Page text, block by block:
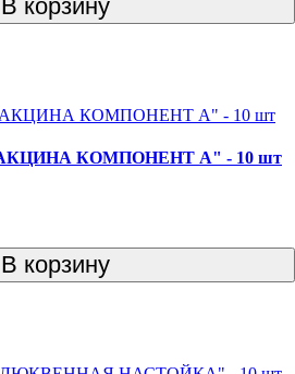
В корзину
КОМПОНЕНТ А" - 10 шт
В корзину